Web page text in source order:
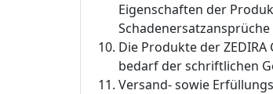
Eigenschaften der
Die Produkte der
bedarf der schriftlichen
Versand- sowie